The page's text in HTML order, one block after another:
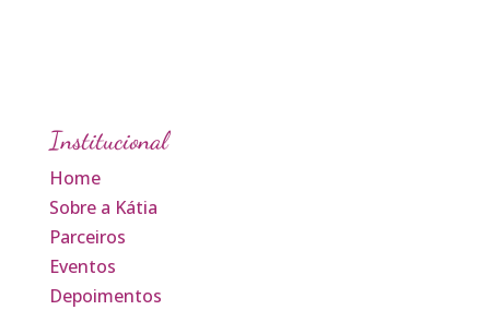
Institucional
Home
Sobre a Kátia
Parceiros
Eventos
Depoimentos